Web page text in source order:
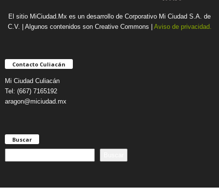
El sitio MiCiudad.Mx es un desarrollo de Corporativo Mi Ciudad S.A. de
C.V. | Algunos contenidos son Creative Commons | Aviso de privacidad.
Contacto Culiacán
Mi Ciudad Culiacán
Tel: (667) 7165192
aragon@miciudad.mx
Buscar
u